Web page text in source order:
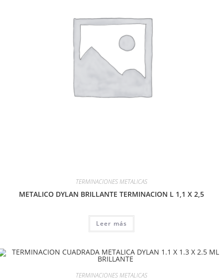
TERMINACIONES METALICAS
METALICO DYLAN BRILLANTE TERMINACION L 1,1 X 2,5
Leer más
TERMINACIONES METALICAS